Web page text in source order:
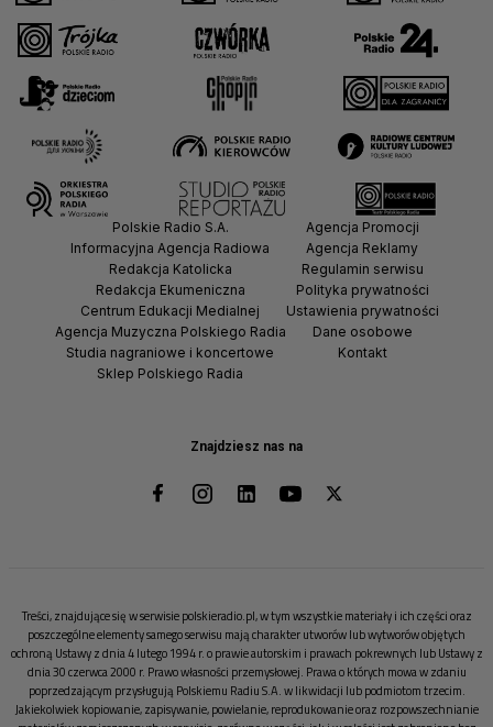
Znajdziesz nas na
Polskie Radio S.A.
Informacyjna Agencja Radiowa
Redakcja Katolicka
Redakcja Ekumeniczna
Centrum Edukacji Medialnej
Agencja Muzyczna Polskiego Radia
Studia nagraniowe i koncertowe
Sklep Polskiego Radia
Agencja Promocji
Agencja Reklamy
Regulamin serwisu
Polityka prywatności
Ustawienia prywatności
Dane osobowe
Kontakt
Treści, znajdujące się w serwisie polskieradio.pl, w tym wszystkie materiały i ich części oraz
poszczególne elementy samego serwisu mają charakter utworów lub wytworów objętych
ochroną Ustawy z dnia 4 lutego 1994 r. o prawie autorskim i prawach pokrewnych lub Ustawy z
dnia 30 czerwca 2000 r. Prawo własności przemysłowej. Prawa o których mowa w zdaniu
poprzedzającym przysługują Polskiemu Radiu S.A. w likwidacji lub podmiotom trzecim.
Jakiekolwiek kopiowanie, zapisywanie, powielanie, reprodukowanie oraz rozpowszechnianie